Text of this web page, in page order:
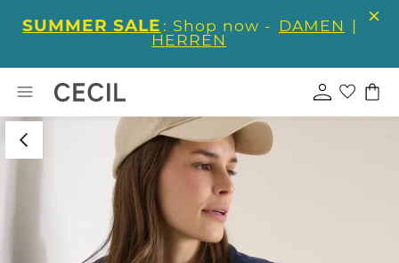
SUMMER SALE : Shop now - DAMEN |
HERREN